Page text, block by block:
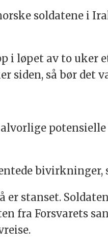
soldatene i
i løpet av to uker
siden, så bør det
bivirkninger,
er stanset.
fra Forsvarets